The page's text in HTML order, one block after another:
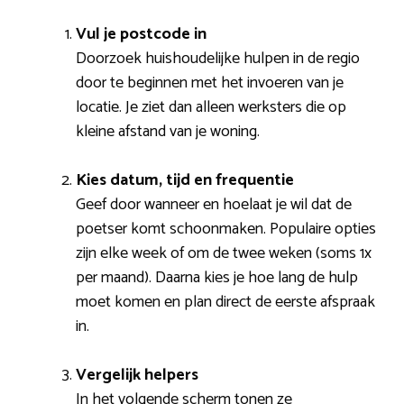
Vul je postcode in
Doorzoek huishoudelijke hulpen in de regio
door te beginnen met het invoeren van je
locatie. Je ziet dan alleen werksters die op
kleine afstand van je woning.
Kies datum, tijd en frequentie
Geef door wanneer en hoelaat je wil dat de
poetser komt schoonmaken. Populaire opties
zijn elke week of om de twee weken (soms 1x
per maand). Daarna kies je hoe lang de hulp
moet komen en plan direct de eerste afspraak
in.
Vergelijk helpers